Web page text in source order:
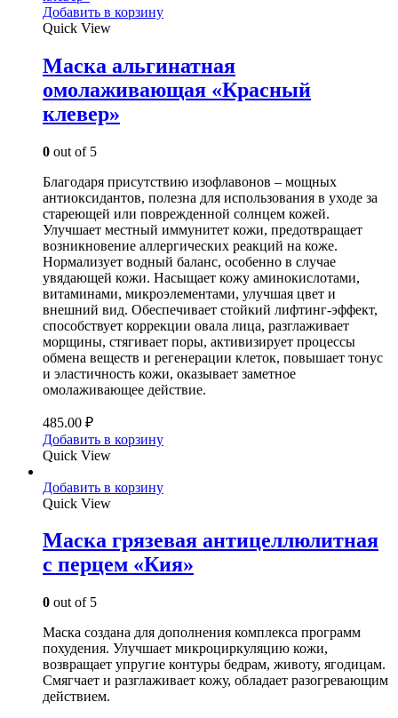
Добавить в корзину
Quick View
Маска альгинатная
омолаживающая «Красный
клевер»
0 out of 5
Благодаря присутствию изофлавонов – мощных
антиоксидантов, полезна для использования в уходе за
стареющей или поврежденной солнцем кожей.
Улучшает местный иммунитет кожи, предотвращает
возникновение аллергических реакций на коже.
Нормализует водный баланс, особенно в случае
увядающей кожи. Насыщает кожу аминокислотами,
витаминами, микроэлементами, улучшая цвет и
внешний вид. Обеспечивает стойкий лифтинг-эффект,
способствует коррекции овала лица, разглаживает
морщины, стягивает поры, активизирует процессы
обмена веществ и регенерации клеток, повышает тонус
и эластичность кожи, оказывает заметное
омолаживающее действие.
485.00 ₽
Добавить в корзину
Quick View
Добавить в корзину
Quick View
Маска грязевая антицеллюлитная
с перцем «Кия»
0 out of 5
Маска создана для дополнения комплекса программ
похудения. Улучшает микроциркуляцию кожи,
возвращает упругие контуры бедрам, животу, ягодицам.
Смягчает и разглаживает кожу, обладает разогревающим
действием.